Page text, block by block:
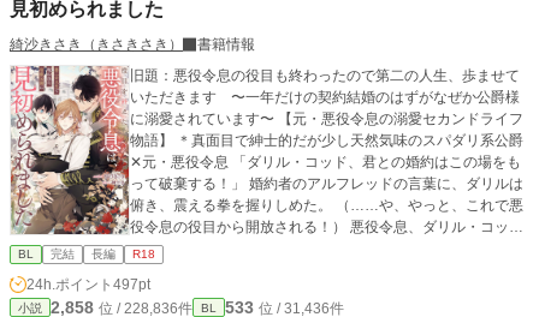
見初められました
綺沙きさき（きさきさき）
書籍情報
旧題：悪役令息の役目も終わったので第二の人生、歩ませて
いただきます 〜一年だけの契約結婚のはずがなぜか公爵様
に溺愛されています〜 【元・悪役令息の溺愛セカンドライフ
物語】 ＊真面目で紳士的だが少し天然気味のスパダリ系公爵
✕元・悪役令息 「ダリル・コッド、君との婚約はこの場をも
って破棄する！」 婚約者のアルフレッドの言葉に、ダリルは
俯き、震える拳を握りしめた。 （……や、やっと、これで悪
役令息の役目から開放される！） 悪役令息、ダリル・コッド
は知っている。 この世界が、妹の書いたBL小説の世界だ
と……――。 ダリルには前世の記憶があり、自分がBL小説
『薔薇色の君』に登場する悪役令息だということも理解して
いる。 最初は悪役令息の言動に抵抗があり、穏便に婚約破棄
BL 完結 長編 R18
24h.ポイント 497pt
小説 2,858 位 / 228,836件 BL 533 位 / 31,436件